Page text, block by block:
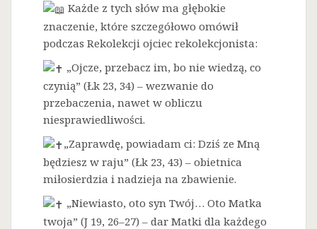
Każde z tych słów ma głębokie
znaczenie, które szczegółowo omówił
podczas Rekolekcji ojciec rekolekcjonista:
„Ojcze, przebacz im, bo nie wiedzą, co
czynią” (Łk 23, 34) – wezwanie do
przebaczenia, nawet w obliczu
niesprawiedliwości.
„Zaprawdę, powiadam ci: Dziś ze Mną
będziesz w raju” (Łk 23, 43) – obietnica
miłosierdzia i nadzieja na zbawienie.
„Niewiasto, oto syn Twój… Oto Matka
twoja” (J 19, 26–27) – dar Matki dla każdego